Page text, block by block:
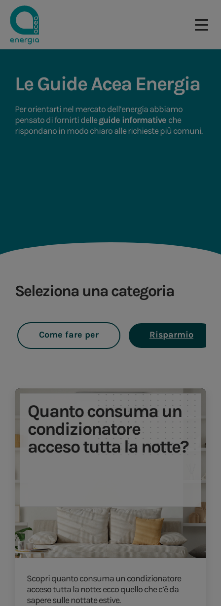
Le Guide Acea Energia
Per orientarti nel mercato dell’energia abbiamo
pensato di fornirti delleguide informative che
rispondano in modo chiaro alle richieste più comuni.
Seleziona una categoria
Come fare per Risparmio
Quanto consuma un
condizionatore
acceso tutta la notte?
Scopri quanto consuma un condizionatore
acceso tutta la notte: ecco quello che c’è da
sapere sulle nottate estive.